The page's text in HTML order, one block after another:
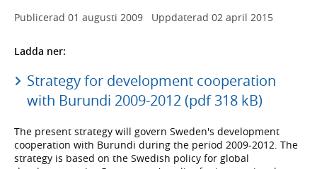
Publicerad 01 augusti 2009 Uppdaterad 02 april 2015
Ladda ner:
Strategy for development cooperation
with Burundi 2009-2012 (pdf 318 kB)
The present strategy will govern Sweden's development
cooperation with Burundi during the period 2009-2012. The
strategy is based on the Swedish policy for global